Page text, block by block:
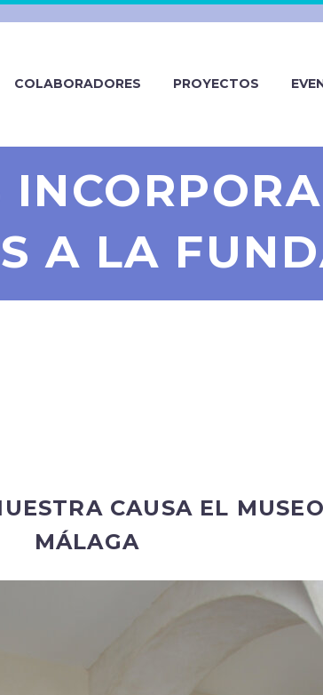
COLABORADORES PROYECTOS
A LA
CAUSA EL
MÁLAGA